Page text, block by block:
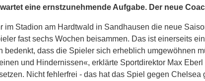
eine ernstzunehmende Aufgabe. Der neue
im Stadion am Hardtwald in Sandhausen die neue
fast sechs Wochen beisammen. Das ist einerseits
bedenkt, dass die Spieler sich erheblich umgewöhnen
und Hindernissen«, erklärte Sportdirektor Max
Nicht fehlerfrei - das hat das Spiel gegen